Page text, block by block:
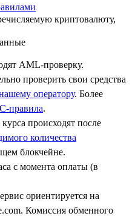
криптовалюту,
AML-проверку.
проверить свои средства
оператору. Более
правила.
происходят после
количества
блокчейне.
с момента оплаты (в
ориентируется на
Комиссия обменного